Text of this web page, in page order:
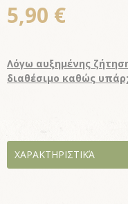
5,90 €
Λόγω αυξημένης
διαθέσιμο καθώς
ΧΑΡΑΚΤΗΡΙΣΤΙΚΆ